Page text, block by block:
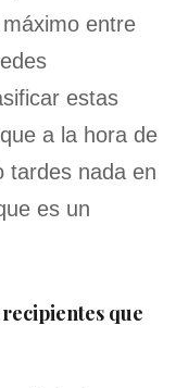
entre
estas
a la hora de
tardes nada en
es un
que